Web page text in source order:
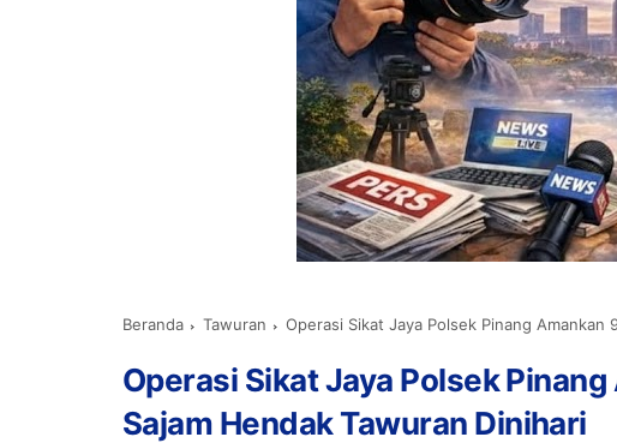
Beranda Tawuran Operasi Sikat Jaya Polsek Pinang Amankan
Operasi Sikat Jaya Polsek
Sajam Hendak Tawuran Dinihari